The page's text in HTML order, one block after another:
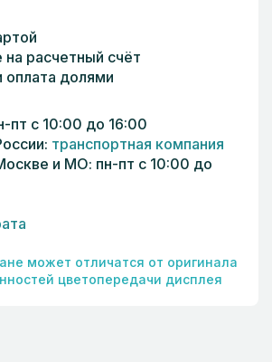
расчетный счёт
оплата долями
пт с 10:00 до 16:00
транспортная компания
и МО: пн-пт с 10:00 до
может отличатся от оригинала
цветопередачи дисплея